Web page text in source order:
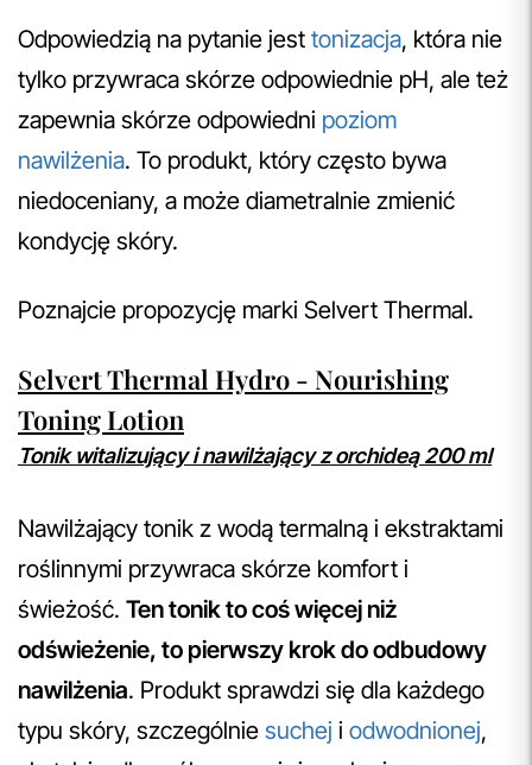
Odpowiedzią na pytanie jest tonizacja, która nie
tylko przywraca skórze odpowiednie pH, ale też
zapewnia skórze odpowiedni poziom
nawilżenia. To produkt, który często bywa
niedoceniany, a może diametralnie zmienić
kondycję skóry.
Poznajcie propozycję marki Selvert Thermal.
Selvert Thermal Hydro - Nourishing
Toning Lotion
Tonik witalizujący i nawilżający z orchideą 200 ml
Nawilżający tonik z wodą termalną i ekstraktami
roślinnymi przywraca skórze komfort i
świeżość. Ten tonik to coś więcej niż
odświeżenie, to pierwszy krok do odbudowy
nawilżenia. Produkt sprawdzi się dla każdego
typu skóry, szczególnie suchej i odwodnionej,